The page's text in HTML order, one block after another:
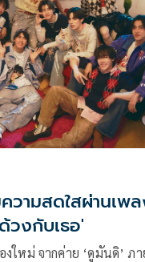
วามสดใสผ่านเพ
วงกับเธอ'
องใหม่ จากค่าย ‘ดูมันดิ’ ภ